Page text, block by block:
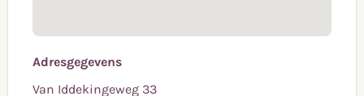
Adresgegevens
Van Iddekingeweg 33